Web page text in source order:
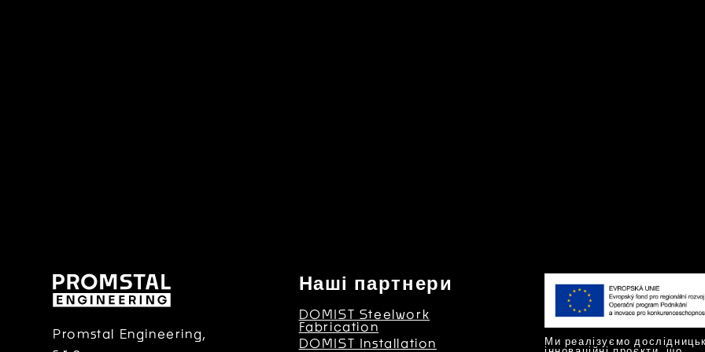
Promstal Engineering,
Наші партнери
DOMIST Steelwork
Fabrication
DOMIST Installation
Ми реалізуємо